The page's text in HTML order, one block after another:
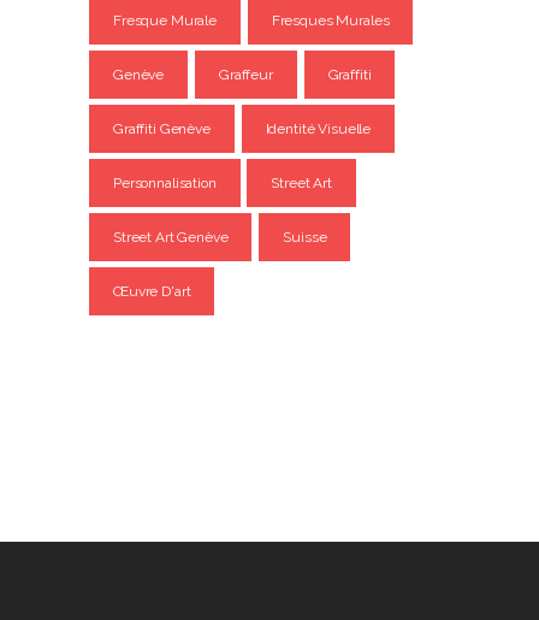
Fresque Murale Fresques Murales
Genève Graffeur Graffiti
Graffiti Genève Identité Visuelle
Personnalisation Street Art
Street Art Genève Suisse
Œuvre D'art